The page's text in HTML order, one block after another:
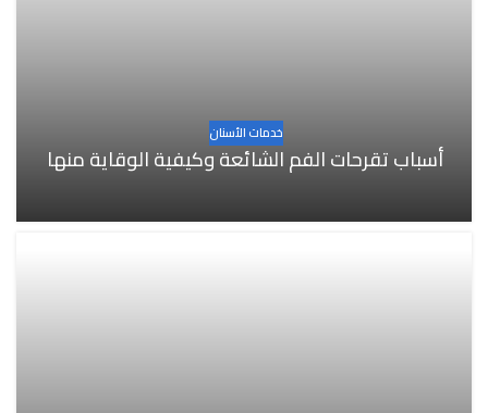
خدمات الأسنان
أسباب تقرحات الفم الشائعة وكيفية الوقاية منها